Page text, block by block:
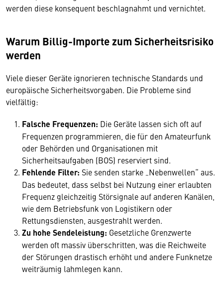
werden diese konsequent beschlagnahmt und vernichtet.
Warum Billig-Importe zum Sicherheitsrisiko
werden
Viele dieser Geräte ignorieren technische Standards und
europäische Sicherheitsvorgaben. Die Probleme sind
vielfältig:
Falsche Frequenzen: Die Geräte lassen sich oft auf
Frequenzen programmieren, die für den Amateurfunk
oder Behörden und Organisationen mit
Sicherheitsaufgaben (BOS) reserviert sind.
Fehlende Filter: Sie senden starke „Nebenwellen“ aus.
Das bedeutet, dass selbst bei Nutzung einer erlaubten
Frequenz gleichzeitig Störsignale auf anderen Kanälen,
wie dem Betriebsfunk von Logistikern oder
Rettungsdiensten, ausgestrahlt werden.
Zu hohe Sendeleistung: Gesetzliche Grenzwerte
werden oft massiv überschritten, was die Reichweite
der Störungen drastisch erhöht und andere Funknetze
weiträumig lahmlegen kann.